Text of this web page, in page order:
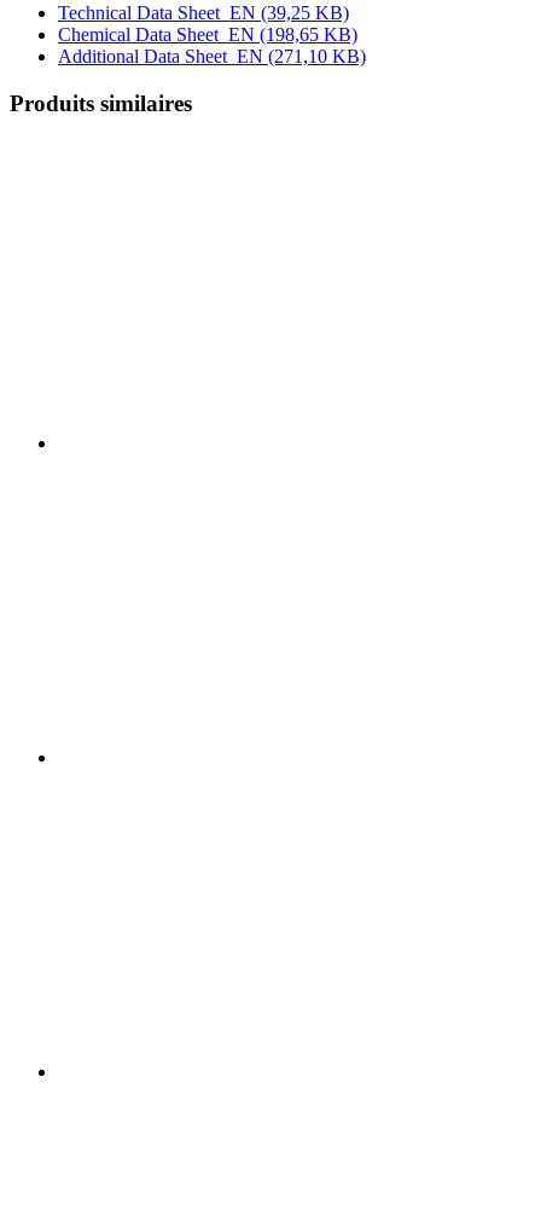
Technical Data Sheet_EN (39,25 KB)
Chemical Data Sheet_EN (198,65 KB)
Additional Data Sheet_EN (271,10 KB)
Produits similaires